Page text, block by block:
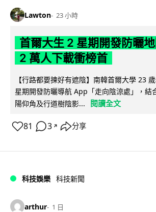
Lawton 23 小時
首爾大生 2 星期開發防曬
2 萬人下載衝榜首
【行路都要揀好有遮陰】南韓首爾大學 23
星期開發防曬導航 App「走向陰涼處」，結
陽仰角及行道樹陰影...
閱讀全文
81 3 ↗ 分享
科技娛樂 科技新聞
arthur 1 日